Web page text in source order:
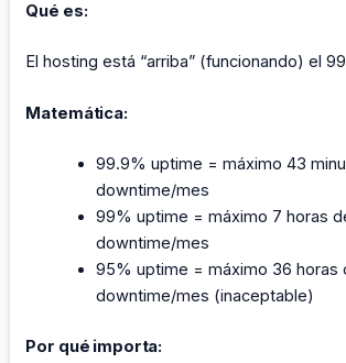
Qué es:
El hosting está “arriba” (funcionando) el
Matemática:
99.9% uptime = máximo 43
downtime/mes
99% uptime = máximo 7 horas
downtime/mes
95% uptime = máximo 36 horas
downtime/mes (inaceptable)
Por qué importa: